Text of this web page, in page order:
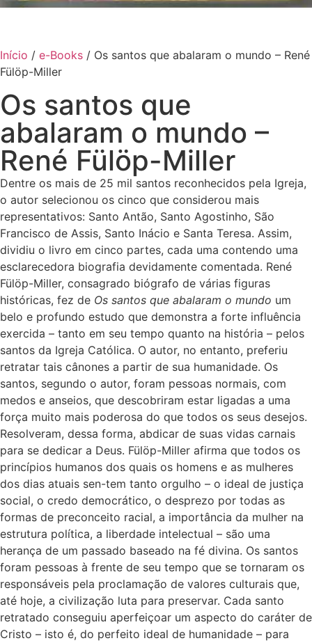
Início / e-Books / Os santos que abalaram o mundo – René
Fülöp-Miller
Os santos que
abalaram o mundo –
René Fülöp-Miller
Dentre os mais de 25 mil santos reconhecidos pela Igreja,
o autor selecionou os cinco que considerou mais
representativos: Santo Antão, Santo Agostinho, São
Francisco de Assis, Santo Inácio e Santa Teresa. Assim,
dividiu o livro em cinco partes, cada uma contendo uma
esclarecedora biografia devidamente comentada. René
Fülöp-Miller, consagrado biógrafo de várias figuras
históricas, fez de Os santos que abalaram o mundo um
belo e profundo estudo que demonstra a forte influência
exercida – tanto em seu tempo quanto na história – pelos
santos da Igreja Católica. O autor, no entanto, preferiu
retratar tais cânones a partir de sua humanidade. Os
santos, segundo o autor, foram pessoas normais, com
medos e anseios, que descobriram estar ligadas a uma
força muito mais poderosa do que todos os seus desejos.
Resolveram, dessa forma, abdicar de suas vidas carnais
para se dedicar a Deus. Fülöp-Miller afirma que todos os
princípios humanos dos quais os homens e as mulheres
dos dias atuais sen-tem tanto orgulho – o ideal de justiça
social, o credo democrático, o desprezo por todas as
formas de preconceito racial, a importância da mulher na
estrutura política, a liberdade intelectual – são uma
herança de um passado baseado na fé divina. Os santos
foram pessoas à frente de seu tempo que se tornaram os
responsáveis pela proclamação de valores culturais que,
até hoje, a civilização luta para preservar. Cada santo
retratado conseguiu aperfeiçoar um aspecto do caráter de
Cristo – isto é, do perfeito ideal de humanidade – para